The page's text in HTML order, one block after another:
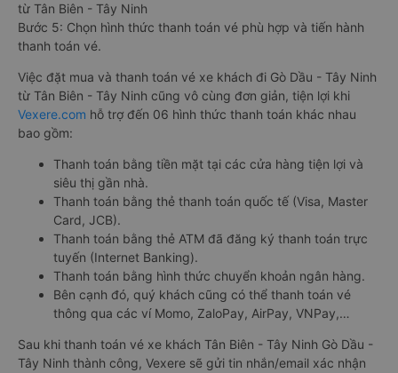
từ Tân Biên - Tây Ninh
Bước 5: Chọn hình thức thanh toán vé phù hợp và tiến hành
thanh toán vé.
Việc đặt mua và thanh toán vé xe khách đi Gò Dầu - Tây Ninh
từ Tân Biên - Tây Ninh cũng vô cùng đơn giản, tiện lợi khi
Vexere.com hỗ trợ đến 06 hình thức thanh toán khác nhau
bao gồm:
Thanh toán bằng tiền mặt tại các cửa hàng tiện lợi và
siêu thị gần nhà.
Thanh toán bằng thẻ thanh toán quốc tế (Visa, Master
Card, JCB).
Thanh toán bằng thẻ ATM đã đăng ký thanh toán trực
tuyến (Internet Banking).
Thanh toán bằng hình thức chuyển khoản ngân hàng.
Bên cạnh đó, quý khách cũng có thể thanh toán vé
thông qua các ví Momo, ZaloPay, AirPay, VNPay,…
Sau khi thanh toán vé xe khách Tân Biên - Tây Ninh Gò Dầu -
Tây Ninh thành công, Vexere sẽ gửi tin nhắn/email xác nhận